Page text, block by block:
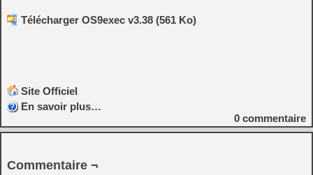
Télécharger OS9exec v3.38 (561 Ko)
Site Officiel
En savoir plus…
0 commentaire
Commentaire ¬